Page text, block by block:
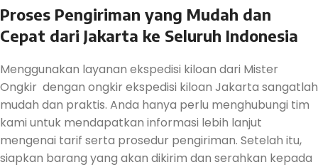
Proses Pengiriman yang Mudah dan
Cepat dari Jakarta ke Seluruh Indonesia
Menggunakan layanan ekspedisi kiloan dari Mister
Ongkir dengan ongkir ekspedisi kiloan Jakarta sangatlah
mudah dan praktis. Anda hanya perlu menghubungi tim
kami untuk mendapatkan informasi lebih lanjut
mengenai tarif serta prosedur pengiriman. Setelah itu,
siapkan barang yang akan dikirim dan serahkan kepada